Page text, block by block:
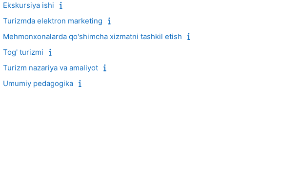
Ekskursiya ishi
Turizmda elektron marketing
Mehmonxonalarda qo'shimcha xizmatni tashkil etish
Tog' turizmi
Turizm nazariya va amaliyot
Umumiy pedagogika